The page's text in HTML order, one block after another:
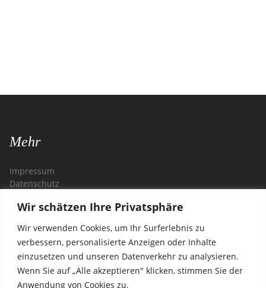
Wir schätzen Ihre Privatsphäre
Wir verwenden Cookies, um Ihr Surferlebnis zu
verbessern, personalisierte Anzeigen oder Inhalte
einzusetzen und unseren Datenverkehr zu analysieren.
Wenn Sie auf „Alle akzeptieren" klicken, stimmen Sie der
Anwendung von Cookies zu.
Mehr
Impressum
Datenschutz
Kontakt
Restaurant Zagreb
Steglitzer Damm 54
12169 Berlin